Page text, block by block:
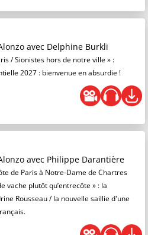
avec Delphine Burkli
/ Sionistes hors de notre ville » :
2027 : bienvenue en absurdie !
avec Philippe Darantière
de Paris à Notre-Dame de Chartres
vache plutôt qu’entrecôte » : la
Rousseau / la nouvelle saillie d'une